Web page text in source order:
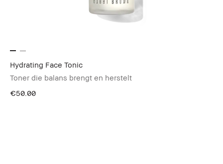
Hydrating Face Tonic
Toner die balans brengt en herstelt
€50.00